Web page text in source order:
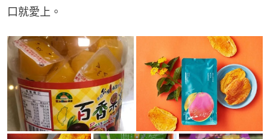
口就愛上。